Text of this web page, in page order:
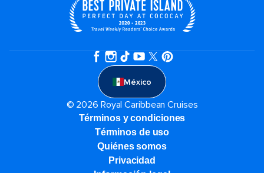
México
© 2026 Royal Caribbean Cruises
Términos y condiciones
Términos de uso
Quiénes somos
Privacidad